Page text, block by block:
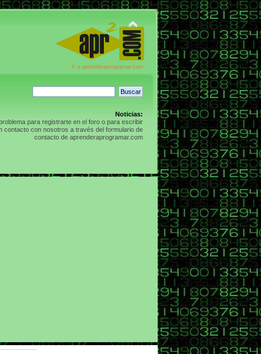
Ir a aprenderaprogramar.com
Noticias:
para registrarte en el foro o para escribir
contacto con nosotros a través del formulario de
contacto de aprenderaprogramar.com